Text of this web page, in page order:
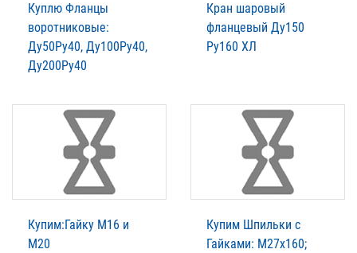
Куплю Фланцы
воротниковые:
Ду50Ру40, Ду100Ру40,
Ду200Ру40
Кран шаровый
фланцевый Ду150
Ру160 ХЛ
Купим:Гайку М16 и
М20
Купим Шпильки с
Гайками: М27х160;